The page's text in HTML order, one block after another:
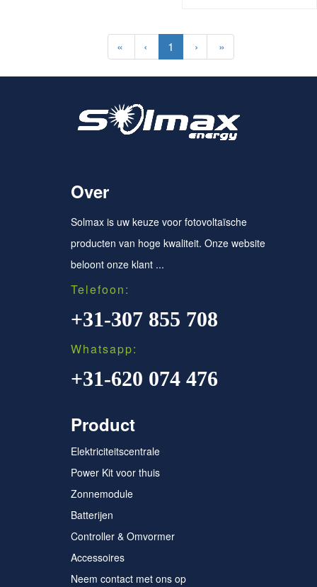
« ‹ 1 › »
Over
Solmax is uw keuze voor fotovoltaïsche
producten van hoge kwaliteit. Onze website
beloont onze klant ...
Telefoon:
+31-307 855 708
Whatsapp:
+31-620 074 476
Product
Elektriciteitscentrale
Power Kit voor thuis
Zonnemodule
Batterijen
Controller & Omvormer
Accessoires
Neem contact met ons op